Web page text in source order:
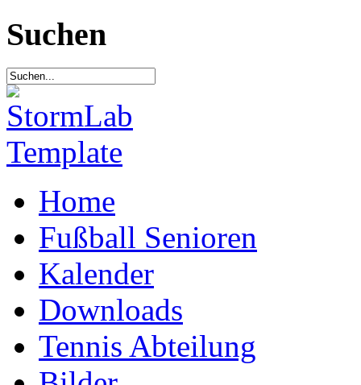
Suchen
Home
Fußball Senioren
Kalender
Downloads
Tennis Abteilung